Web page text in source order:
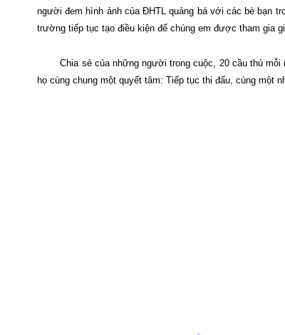
người đem hình ảnh của ĐHTL quảng bá với các bè bạn
trường tiếp tục tạo điều kiện để chúng em được tham gia
Chia sẻ của những người trong cuộc, 20 cầu thủ
họ cùng chung một quyết tâm: Tiếp tục thi đấu, cùng một